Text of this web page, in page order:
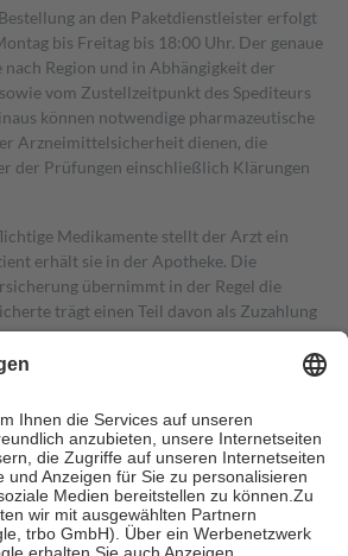
an den Paketdienstleister erfolgt
bis Freitag bis 18:00 Uhr. Der genaue
Region und in Abhängigkeit der
vom Zustellzeitpunkt des Spediteurs
können notwendige pharmazeutische
Arzneimittelsicherheit dienen, die
der Prüfungen einschließlich Klärungen
Medikamente stellt der Arzt ein
erhält sie in der Apotheke. Die
übernimmt in der Regel die
trägt einen Teil davon als Zuzahlung
Zuzahlungen in Höhe von zehn
Es sind jedoch nie mehr als die tatsächlichen
entrichten.
auch für Online-Apotheken.
Krankenpflege beträgt die
der Kosten sowie zehn Euro je